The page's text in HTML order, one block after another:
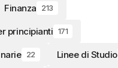
Finanza 213
principianti 171
22 Linee di Studio